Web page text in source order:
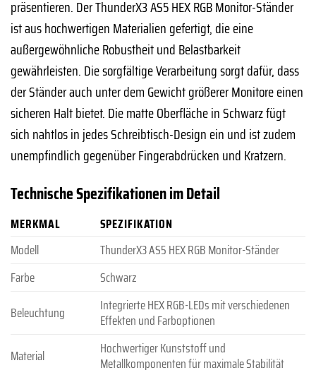
präsentieren. Der ThunderX3 AS5 HEX RGB Monitor-Ständer
ist aus hochwertigen Materialien gefertigt, die eine
außergewöhnliche Robustheit und Belastbarkeit
gewährleisten. Die sorgfältige Verarbeitung sorgt dafür, dass
der Ständer auch unter dem Gewicht größerer Monitore einen
sicheren Halt bietet. Die matte Oberfläche in Schwarz fügt
sich nahtlos in jedes Schreibtisch-Design ein und ist zudem
unempfindlich gegenüber Fingerabdrücken und Kratzern.
Technische Spezifikationen im Detail
MERKMAL
SPEZIFIKATION
Modell
ThunderX3 AS5 HEX RGB Monitor-Ständer
Farbe
Schwarz
Beleuchtung
Integrierte HEX RGB-LEDs mit verschiedenen
Effekten und Farboptionen
Material
Hochwertiger Kunststoff und
Metallkomponenten für maximale Stabilität